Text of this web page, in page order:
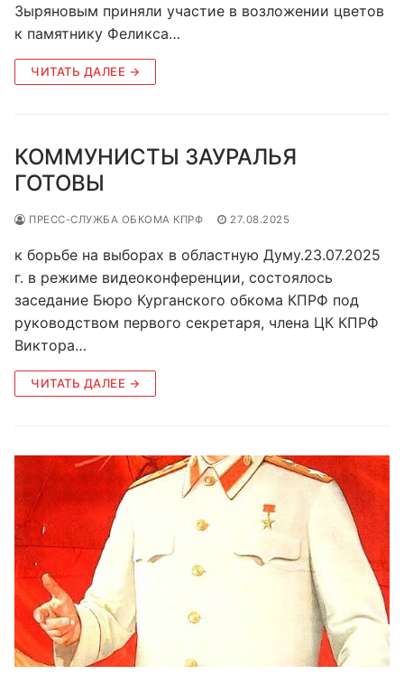
Зыряновым приняли участие в возложении цветов
к памятнику Феликса…
ЧИТАТЬ ДАЛЕЕ →
КОММУНИСТЫ ЗАУРАЛЬЯ
ГОТОВЫ
ПРЕСС-СЛУЖБА ОБКОМА КПРФ 27.08.2025
к борьбе на выборах в областную Думу.23.07.2025
г. в режиме видеоконференции, состоялось
заседание Бюро Курганского обкома КПРФ под
руководством первого секретаря, члена ЦК КПРФ
Виктора…
ЧИТАТЬ ДАЛЕЕ →